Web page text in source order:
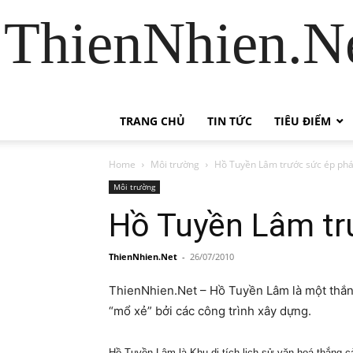
TRANG CHỦ TIN TỨC TIÊU ĐIỂM
Home Môi trường Hồ Tuyền Lâm trước sức ép
Môi trường
Hồ Tuyền Lâm
ThienNhien.Net - 26/07/2010
ThienNhien.Net – Hồ Tuyền Lâm là một
“mổ xẻ” bởi các công trình xây dựng.